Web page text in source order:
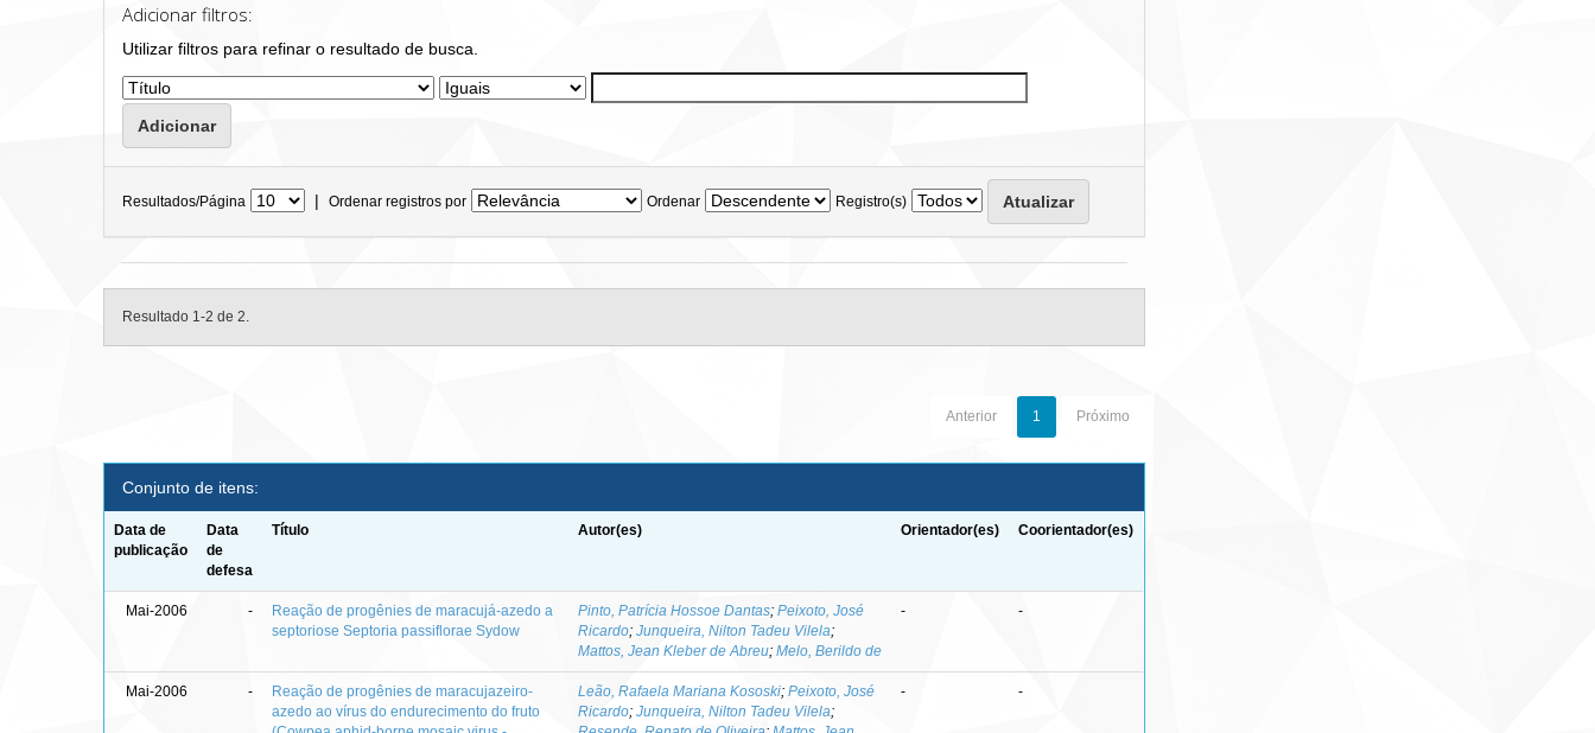
Adicionar filtros:
Utilizar filtros para refinar o resultado de busca.
Resultados/Página | Ordenar registros por Ordenar Registro(s)
Resultado 1-2 de 2.
Anterior 1 Próximo
Conjunto de itens:
Data de
publicação
Data
de
defesa
Título Autor(es) Orientador(es) Coorientador(es)
Mai-2006 -
Reação de progênies de maracujá-azedo a
septoriose Septoria passiflorae Sydow
Pinto, Patrícia Hossoe Dantas;Peixoto, José
Ricardo;Junqueira, Nilton Tadeu Vilela;
Mattos, Jean Kleber de Abreu;Melo, Berildo de
- -
Mai-2006 -
Reação de progênies de maracujazeiro-
azedo ao vírus do endurecimento do fruto
Leão, Rafaela Mariana Kososki;Peixoto, José
Ricardo;Junqueira, Nilton Tadeu Vilela;
- -